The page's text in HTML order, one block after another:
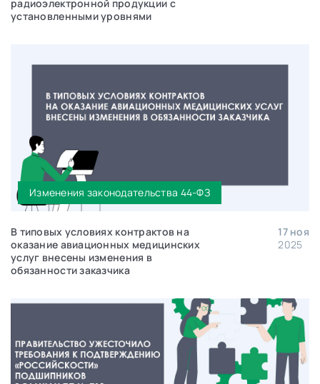
радиоэлектронной продукции с
установленными уровнями
Изменения законодательства 44-ФЗ
В типовых условиях контрактов на
оказание авиационных медицинских
услуг внесены изменения в
обязанности заказчика
17 ноя
2025